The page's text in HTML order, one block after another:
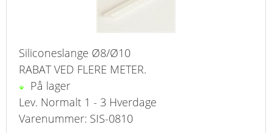
Siliconeslange Ø8/Ø10
RABAT VED FLERE METER.
På lager
Lev. Normalt 1 - 3 Hverdage
Varenummer: SIS-0810